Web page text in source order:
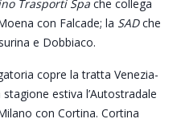
Trasporti Spa che collega
con Falcade; la SADche
e Dobbiaco.
copre la tratta Venezia-
estiva l’Autostradale
con Cortina. Cortina